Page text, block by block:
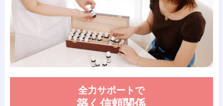
全力サポートで
築く信頼関係